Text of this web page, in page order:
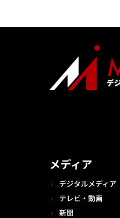
メディア
デジタルメディア
テレビ・動画
新聞